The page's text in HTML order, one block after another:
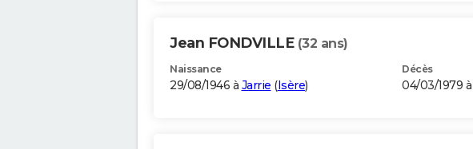
Jean FONDVILLE (32 ans)
Naissance
29/08/1946 à Jarrie (Isère)
Décès
04/03/1979 à